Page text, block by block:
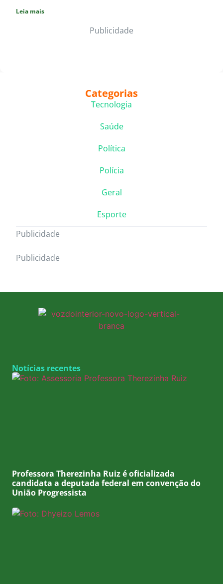
Leia mais
Publicidade
Categorias
Tecnologia
Saúde
Política
Polícia
Geral
Esporte
Publicidade
Publicidade
Notícias recentes
Professora Therezinha Ruiz é oficializada
candidata a deputada federal em convenção do
União Progressista